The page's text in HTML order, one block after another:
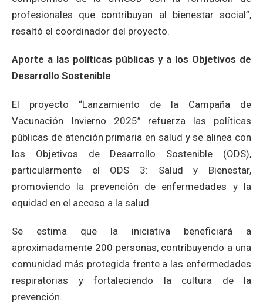
profesionales que contribuyan al bienestar social”,
resaltó el coordinador del proyecto.
Aporte a las políticas públicas y a los Objetivos de
Desarrollo Sostenible
El proyecto “Lanzamiento de la Campaña de
Vacunación Invierno 2025” refuerza las políticas
públicas de atención primaria en salud y se alinea con
los Objetivos de Desarrollo Sostenible (ODS),
particularmente el ODS 3: Salud y Bienestar,
promoviendo la prevención de enfermedades y la
equidad en el acceso a la salud.
Se estima que la iniciativa beneficiará a
aproximadamente 200 personas, contribuyendo a una
comunidad más protegida frente a las enfermedades
respiratorias y fortaleciendo la cultura de la
prevención.